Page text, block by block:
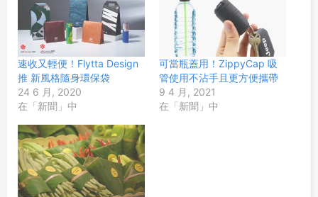
速收又輕便！Flytta Design
推 新風格隨身環保袋
24 6 月, 2020
在「新聞」中
可當瓶蓋用！ZippyCap 吸
管使用不沾手且更方便攜帶
9 4 月, 2021
在「新聞」中